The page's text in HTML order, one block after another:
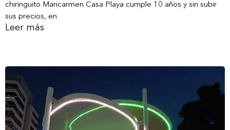
chiringuito Maricarmen Casa Playa cumple 10 años y sin subir
sus precios, en
Leer más